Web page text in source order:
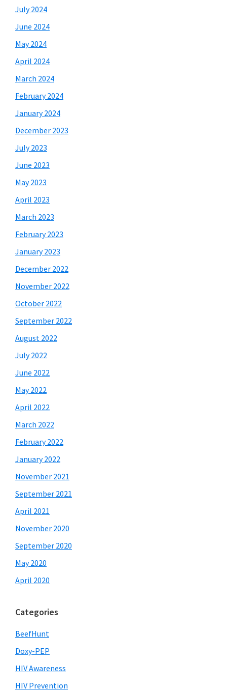
July 2024
June 2024
May 2024
April 2024
March 2024
February 2024
January 2024
December 2023
July 2023
June 2023
May 2023
April 2023
March 2023
February 2023
January 2023
December 2022
November 2022
October 2022
September 2022
August 2022
July 2022
June 2022
May 2022
April 2022
March 2022
February 2022
January 2022
November 2021
September 2021
April 2021
November 2020
September 2020
May 2020
April 2020
Categories
BeefHunt
Doxy-PEP
HIV Awareness
HIV Prevention